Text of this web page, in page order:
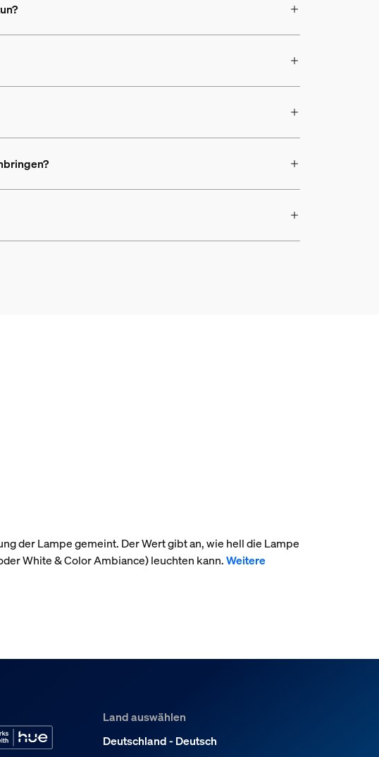
der Lampe gemeint. Der Wert gibt an, wie hell die Lampe
White & Color Ambiance) leuchten kann.Weitere
Land auswählen
Deutschland - Deutsch